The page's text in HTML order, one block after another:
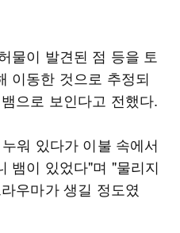
물이 발견된 점 등을 토
이동한 것으로 추정되
으로 보인다고 전했다.
워 있다가 이불 속에서
뱀이 있었다"며 "물리지
우마가 생길 정도였